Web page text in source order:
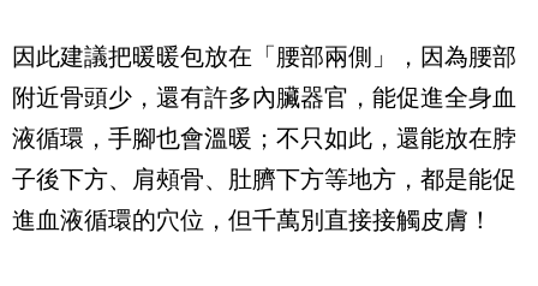
因此建議把暖暖包放在「腰部兩側」，因為腰部
附近骨頭少，還有許多內臟器官，能促進全身血
液循環，手腳也會溫暖；不只如此，還能放在脖
子後下方、肩頰骨、肚臍下方等地方，都是能促
進血液循環的穴位，但千萬別直接接觸皮膚！